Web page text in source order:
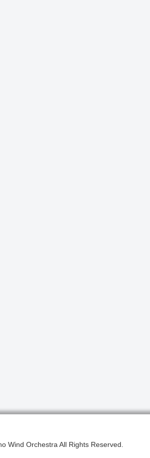
Wind Orchestra All Rights Reserved.